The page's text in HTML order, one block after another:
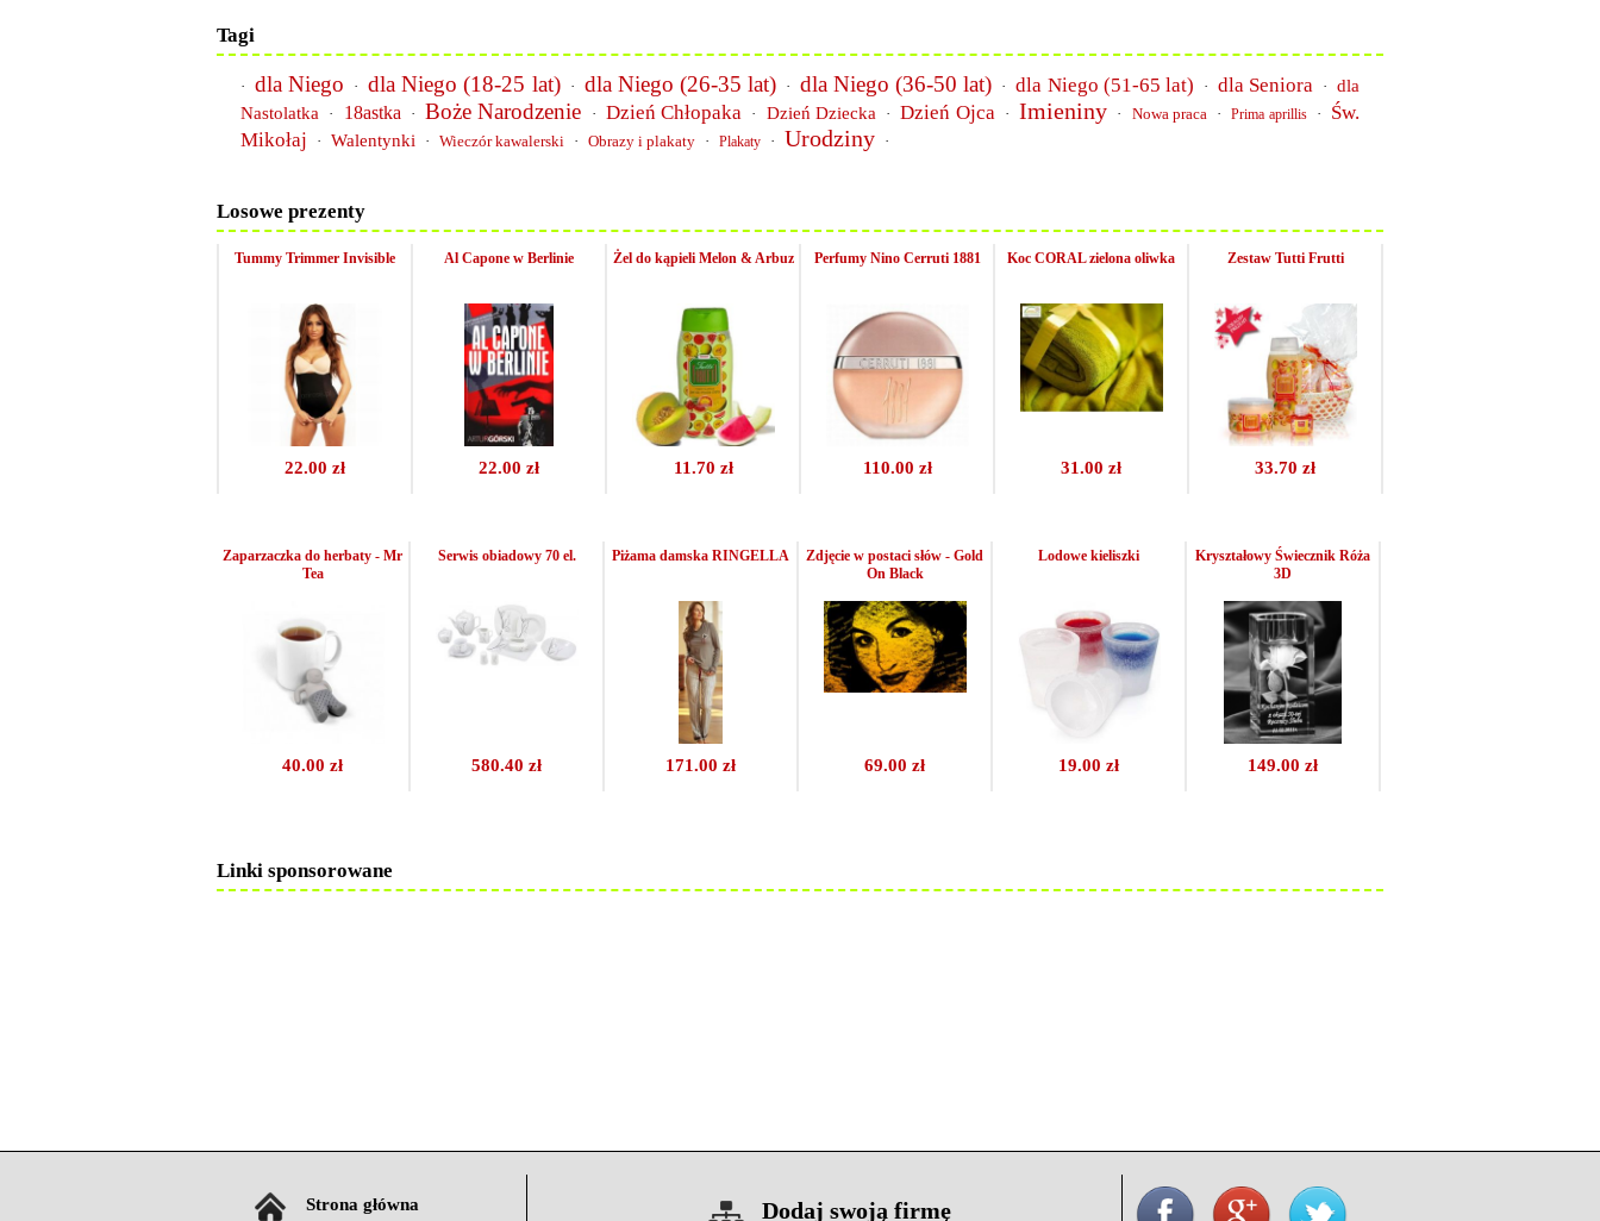
Tagi
· dla Niego · dla Niego (18-25 lat) · dla Niego (26-35 lat) · dla Niego (36-50 lat) · dla Niego (51-65 lat) · dla Seniora ·
dla
Nastolatka
· 18astka · Boże Narodzenie · Dzień Chłopaka · Dzień Dziecka · Dzień Ojca · Imieniny · Nowa praca · Prima aprillis ·
Św.
Mikołaj
· Walentynki · Wieczór kawalerski · Obrazy i plakaty · Plakaty · Urodziny ·
Losowe prezenty
22.00 zł
Tummy Trimmer Invisible
22.00 zł
Al Capone w Berlinie
11.70 zł
Żel do kąpieli Melon & Arbuz
110.00 zł
Perfumy Nino Cerruti 1881
31.00 zł
Koc CORAL zielona oliwka
33.70 zł
Zestaw Tutti Frutti
40.00 zł
Zaparzaczka do herbaty - Mr
Tea
580.40 zł
Serwis obiadowy 70 el.
171.00 zł
Piżama damska RINGELLA
69.00 zł
Zdjęcie w postaci słów - Gold
On Black
19.00 zł
Lodowe kieliszki
149.00 zł
Kryształowy Świecznik Róża
3D
Linki sponsorowane
Strona główna Dodaj swoją firmę